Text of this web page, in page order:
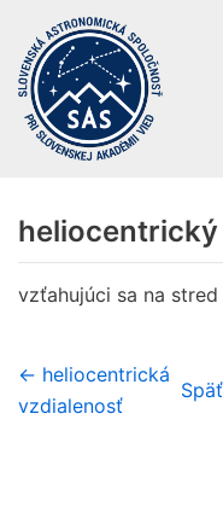
Preskočiť
na
obsah
heliocentrický
vzťahujúci sa na stred
← heliocentrická
vzdialenosť